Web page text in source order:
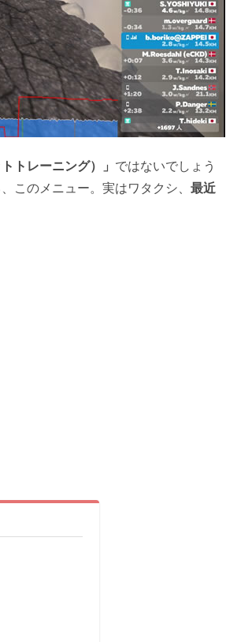
トレーニング）」 ではないでしょう
このメニュー。実はワタクシ、 最近